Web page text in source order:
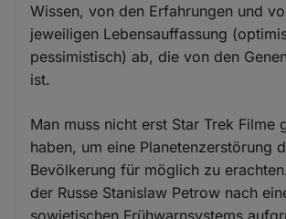
Wissen, von den Erfahrungen und
jeweiligen Lebensauffassung
pessimistisch) ab, die von den
ist.
Man muss nicht erst Star Trek Filme
haben, um eine Planetenzerstörung
Bevölkerung für möglich zu
der Russe Stanislaw Petrow nach
sowjetischen Frühwarnsystems